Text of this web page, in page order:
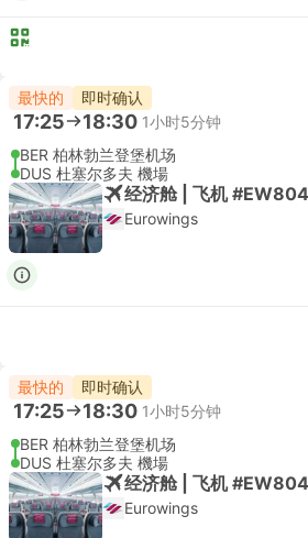
最快的 即时确认
17:25 18:30 1小时5分钟
BER 柏林勃兰登堡机场
DUS 杜塞尔多夫 機場
经济舱 | 飞机
Eurowings
最快的 即时确认
17:25 18:30 1小时5分钟
BER 柏林勃兰登堡机场
DUS 杜塞尔多夫 機場
经济舱 | 飞机
Eurowings